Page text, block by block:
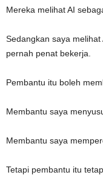
Mereka melihat AI
Sedangkan saya
pernah penat bekerja.
Pembantu itu boleh
Membantu saya
Membantu saya
Tetapi pembantu itu